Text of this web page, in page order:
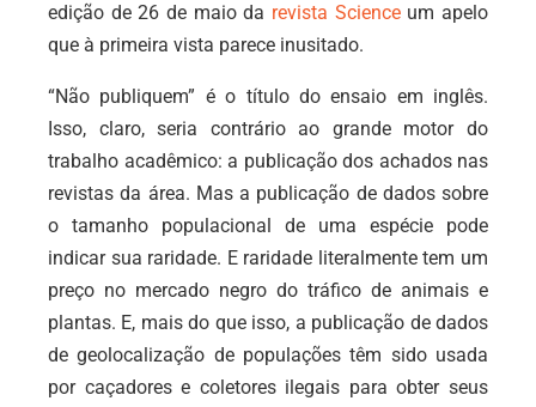
edição de 26 de maio da revista Science um apelo
que à primeira vista parece inusitado.
“Não publiquem” é o título do ensaio em inglês.
Isso, claro, seria contrário ao grande motor do
trabalho acadêmico: a publicação dos achados nas
revistas da área. Mas a publicação de dados sobre
o tamanho populacional de uma espécie pode
indicar sua raridade. E raridade literalmente tem um
preço no mercado negro do tráfico de animais e
plantas. E, mais do que isso, a publicação de dados
de geolocalização de populações têm sido usada
por caçadores e coletores ilegais para obter seus